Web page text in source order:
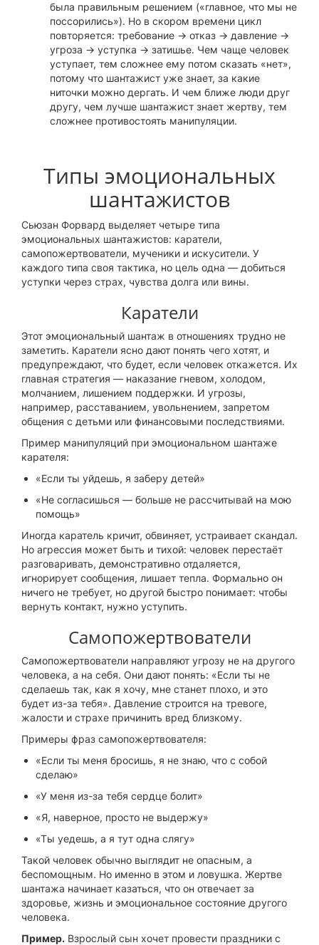
была правильным решением («главное, что мы не
поссорились»). Но в скором времени цикл
повторяется: требование → отказ → давление →
угроза → уступка → затишье. Чем чаще человек
уступает, тем сложнее ему потом сказать «нет»,
потому что шантажист уже знает, за какие
ниточки можно дергать. И чем ближе люди друг
другу, чем лучше шантажист знает жертву, тем
сложнее противостоять манипуляции.
Типы эмоциональных
шантажистов
Сьюзан Форвард выделяет четыре типа
эмоциональных шантажистов: каратели,
самопожертвователи, мученики и искусители. У
каждого типа своя тактика, но цель одна — добиться
уступки через страх, чувства долга или вины.
Каратели
Этот эмоциональный шантаж в отношениях трудно не
заметить. Каратели ясно дают понять чего хотят, и
предупреждают, что будет, если человек откажется. Их
главная стратегия — наказание гневом, холодом,
молчанием, лишением поддержки. И угрозы,
например, расставанием, увольнением, запретом
общения с детьми или финансовыми последствиями.
Пример манипуляций при эмоциональном шантаже
карателя:
«Если ты уйдешь, я заберу детей»
«Не согласишься — больше не рассчитывай на мою
помощь»
Иногда каратель кричит, обвиняет, устраивает скандал.
Но агрессия может быть и тихой: человек перестаёт
разговаривать, демонстративно отдаляется,
игнорирует сообщения, лишает тепла. Формально он
ничего не требует, но другой быстро понимает: чтобы
вернуть контакт, нужно уступить.
Самопожертвователи
Самопожертвователи направляют угрозу не на другого
человека, а на себя. Они дают понять: «Если ты не
сделаешь так, как я хочу, мне станет плохо, и это
будет из-за тебя». Давление строится на тревоге,
жалости и страхе причинить вред близкому.
Примеры фраз самопожертвователя:
«Если ты меня бросишь, я не знаю, что с собой
сделаю»
«У меня из-за тебя сердце болит»
«Я, наверное, просто не выдержу»
«Ты уедешь, а я тут одна слягу»
Такой человек обычно выглядит не опасным, а
беспомощным. Но именно в этом и ловушка. Жертве
шантажа начинает казаться, что он отвечает за
здоровье, жизнь и эмоциональное состояние другого
человека.
Пример. Взрослый сын хочет провести праздники с